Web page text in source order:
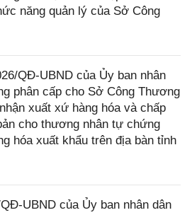
năng quản lý của Sở Công
QĐ-UBND của Ủy ban nhân
phân cấp cho Sở Công Thương
xuất xứ hàng hóa và chấp
cho thương nhân tự chứng
hóa xuất khẩu trên địa bàn tỉnh
UBND của Ủy ban nhân dân